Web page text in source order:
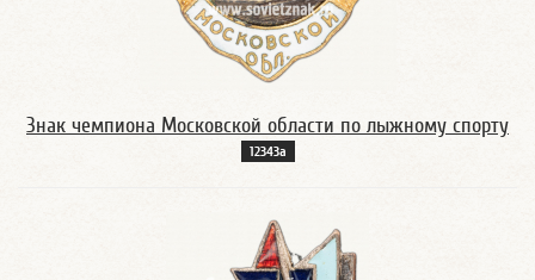
Знак чемпиона Московской области по лыжному спорту
12343а